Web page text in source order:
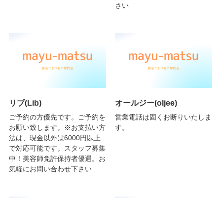
さい
リブ(Lib)
ご予約の方優先です。ご予約を
お願い致します。※お支払い方
法は、現金以外は6000円以上
で対応可能です。スタッフ募集
中！美容師免許保持者優遇。お
気軽にお問い合わせ下さい
オールジー(oljee)
営業電話は固くお断りいたしま
す。